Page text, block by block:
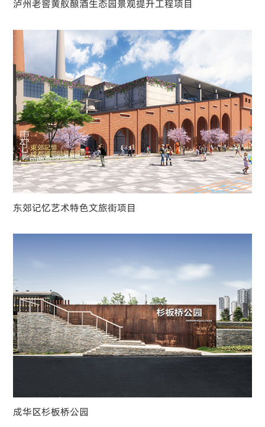
泸州老窖黄舣酿酒生态园景观提升工程项目
东郊记忆艺术特色文旅街项目
成华区杉板桥公园